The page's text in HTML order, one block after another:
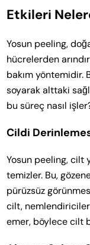
Etkileri
Yosun peeling,
hücrelerden
bakım yöntemidir.
soyarak alttaki
bu süreç nasıl
Cildi
Yosun peeling, cilt
temizler. Bu,
pürüzsüz
cilt,
emer, böylece cilt